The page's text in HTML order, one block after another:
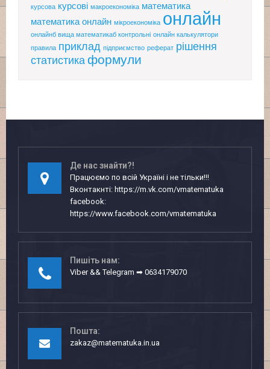
курсова курсові макроекономіка математика
математика онлайн мікроекономіка онлайн
онлайнб вища математикаб контрольні онлайн калькулятори
правила приклад підприємство реферат рішення
статистика формули
Де нас знайти?!
Працюємо по всій Україні і не тільки!!!
Вконтакнті: https://m.vk.com/vmatematuka
facebook:
https://www.facebook.com/vmatematuka
Пишіть нам:
Viber && Telegram ➡ 0634179070
Пошта:
zakaz@matematuka.in.ua